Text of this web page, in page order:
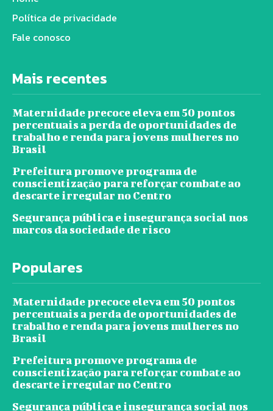
Política de privacidade
Fale conosco
Mais recentes
Maternidade precoce eleva em 50 pontos
percentuais a perda de oportunidades de
trabalho e renda para jovens mulheres no
Brasil
Prefeitura promove programa de
conscientização para reforçar combate ao
descarte irregular no Centro
Segurança pública e insegurança social nos
marcos da sociedade de risco
Populares
Maternidade precoce eleva em 50 pontos
percentuais a perda de oportunidades de
trabalho e renda para jovens mulheres no
Brasil
Prefeitura promove programa de
conscientização para reforçar combate ao
descarte irregular no Centro
Segurança pública e insegurança social nos